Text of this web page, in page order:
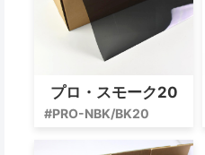
プロ・スモーク20
#PRO-NBK/BK20